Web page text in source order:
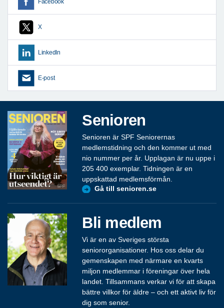
Facebook
X
LinkedIn
E-post
Senioren
Senioren är SPF Seniorernas
medlemstidning och den kommer ut med
nio nummer per år. Upplagan är nu uppe i
205 400 exemplar. Tidningen är en
uppskattad medlemsförmån.
Gå till senioren.se
Bli medlem
Vi är en av Sveriges största
seniororganisationer. Hos oss delar du
gemenskapen med närmare en kvarts
miljon medlemmar i föreningar över hela
landet. Tillsammans verkar vi för att skapa
bättre villkor för äldre – och ett aktivt liv för
dig som senior.